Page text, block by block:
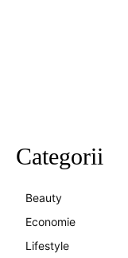
Categorii
Beauty
Economie
Lifestyle